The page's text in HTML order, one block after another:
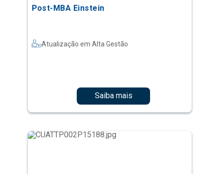
Post-MBA Einstein
Atualização em Alta Gestão
Saiba mais